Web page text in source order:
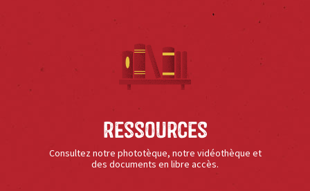
Ressources
Consultez notre phototèque, notre vidéothèque et
des documents en libre accès.